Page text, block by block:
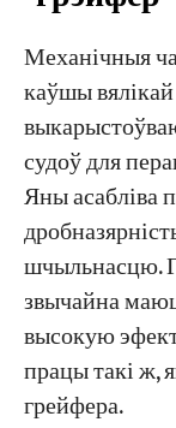
Механічныя
каўшы
судоў для
Яны асабліва
шчыльнасцю.
звычайна
высокую
працы такі ж,
грейфера.